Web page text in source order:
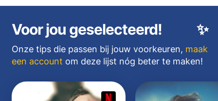
✨
Voor jou geselecteerd!
Onze tips die passen bij jouw voorkeuren, maak
een account om deze lijst nóg beter te maken!